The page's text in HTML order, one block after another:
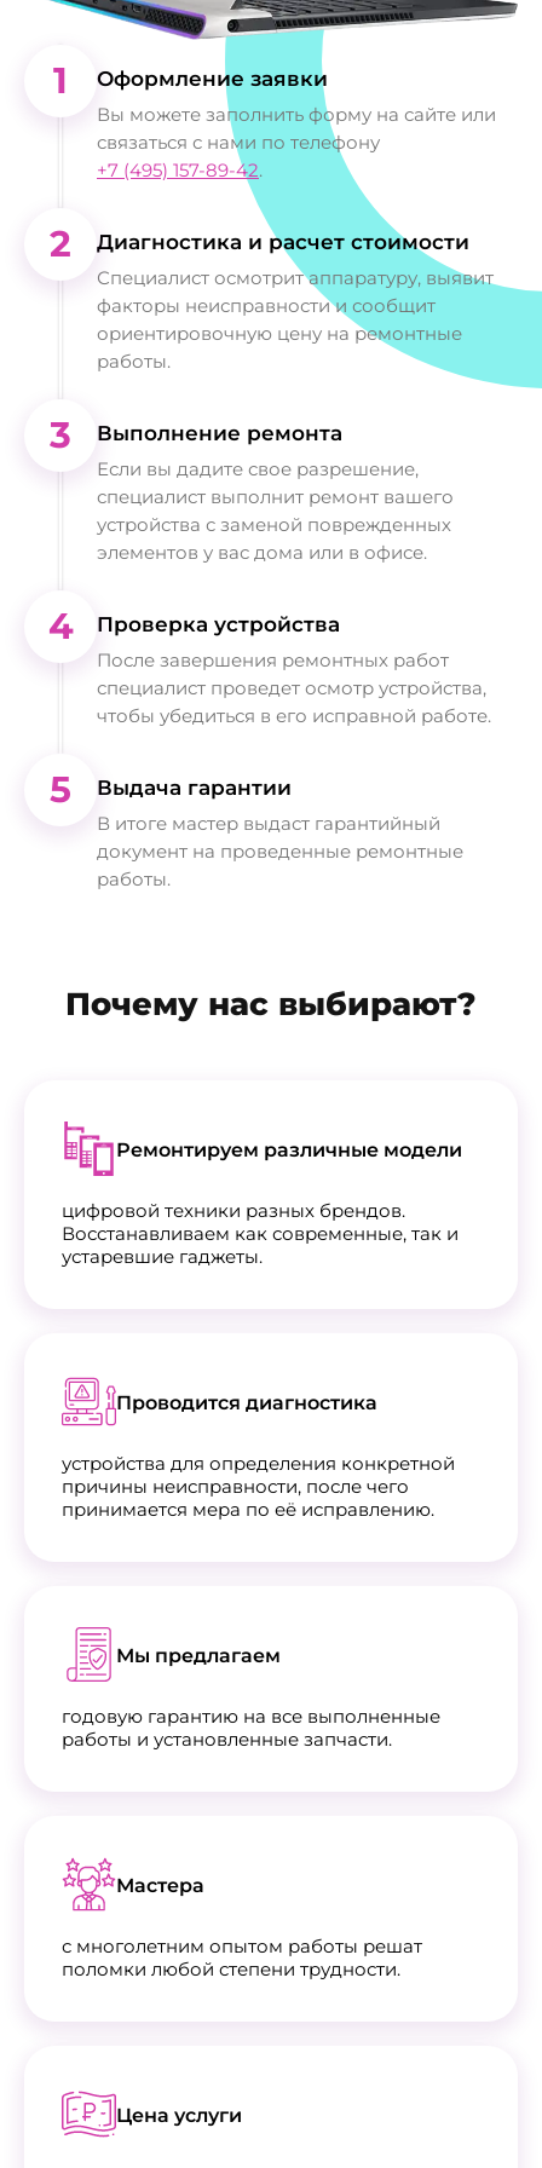
1 Оформление заявки
Вы можете заполнить форму на сайте или
связаться с нами по телефону
+7 (495) 157-89-42.
2 Диагностика и расчет стоимости
Специалист осмотрит аппаратуру, выявит
факторы неисправности и сообщит
ориентировочную цену на ремонтные
работы.
3 Выполнение ремонта
Если вы дадите свое разрешение,
специалист выполнит ремонт вашего
устройства с заменой поврежденных
элементов у вас дома или в офисе.
4 Проверка устройства
После завершения ремонтных работ
специалист проведет осмотр устройства,
чтобы убедиться в его исправной работе.
5 Выдача гарантии
В итоге мастер выдаст гарантийный
документ на проведенные ремонтные
работы.
Почему нас выбирают?
Ремонтируем различные модели
цифровой техники разных брендов.
Восстанавливаем как современные, так и
устаревшие гаджеты.
Проводится диагностика
устройства для определения конкретной
причины неисправности, после чего
принимается мера по её исправлению.
Мы предлагаем
годовую гарантию на все выполненные
работы и установленные запчасти.
Мастера
с многолетним опытом работы решат
поломки любой степени трудности.
Цена услуги